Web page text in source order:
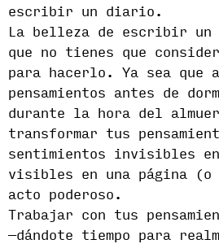
escribir un diario.
La belleza de escribir
que no tienes que
para hacerlo. Ya sea que
pensamientos antes de
durante la hora del
transformar tus
sentimientos invisibles
visibles en una página
acto poderoso.
Trabajar con tus
—dándote tiempo para